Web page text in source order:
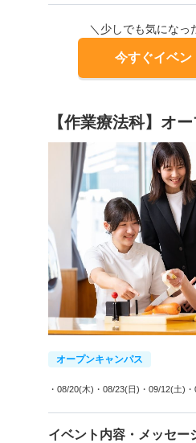
＼少しでも気になっ
今すぐイベン
【作業療法科】オ
オープンキャンパス
・08/20(木) ・08/23(日) ・09/12(土)
イベント内容・メッセー